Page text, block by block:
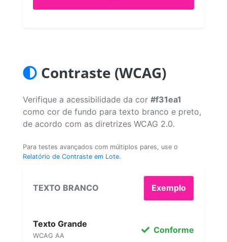
Contraste (WCAG)
Verifique a acessibilidade da cor #f31ea1
como cor de fundo para texto branco e preto,
de acordo com as diretrizes WCAG 2.0.
Para testes avançados com múltiplos pares, use o
Relatório de Contraste em Lote.
TEXTO BRANCO Exemplo
Texto Grande
WCAG AA
Conforme